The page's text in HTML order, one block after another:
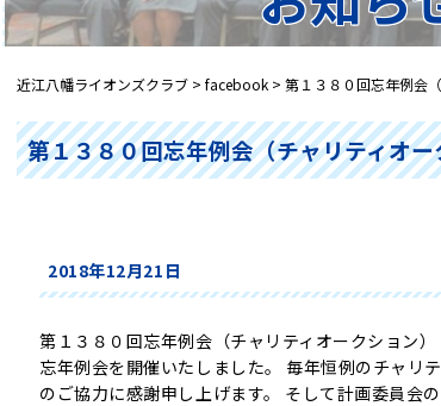
近江八幡ライオンズクラブ > facebook > 第１３８０回忘年例会
第１３８０回忘年例会（チャリティオ
2018年12月21日
第１３８０回忘年例会（チャリティオークション
忘年例会を開催いたしました。 毎年恒例のチャリ
のご協力に感謝申し上げます。 そして計画委員会